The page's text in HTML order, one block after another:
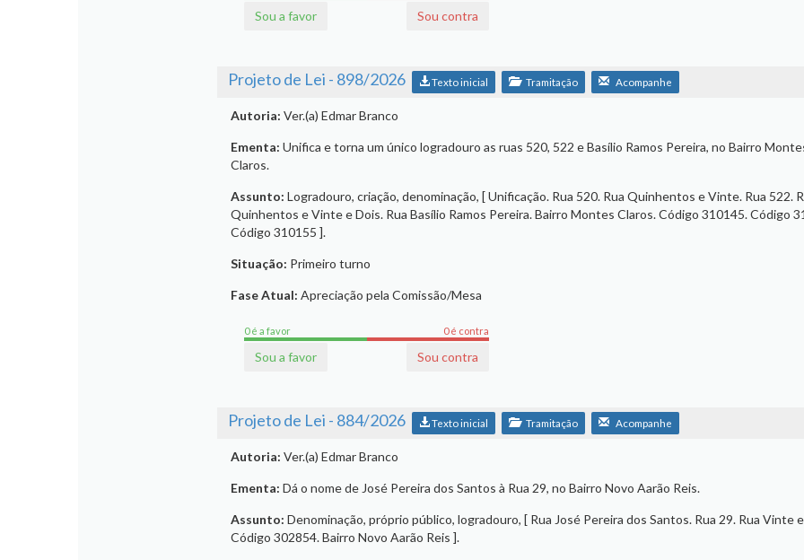
Sou a favor Sou contra
Projeto de Lei - 898/2026 Texto inicial Tramitação Acompanhe
Autoria: Ver.(a) Edmar Branco
Ementa: Unifica e torna um único logradouro as ruas 520, 522 e Basílio Ramos Pereira, no Bairro
Claros.
Assunto: Logradouro, criação, denominação, [ Unificação. Rua 520. Rua Quinhentos e Vinte. Rua 522.
Quinhentos e Vinte e Dois. Rua Basílio Ramos Pereira. Bairro Montes Claros. Código 310145. Código
Código 310155 ].
Situação: Primeiro turno
Fase Atual: Apreciação pela Comissão/Mesa
0 é a favor 0 é contra
Sou a favor Sou contra
Projeto de Lei - 884/2026 Texto inicial Tramitação Acompanhe
Autoria: Ver.(a) Edmar Branco
Ementa: Dá o nome de José Pereira dos Santos à Rua 29, no Bairro Novo Aarão Reis.
Assunto: Denominação, próprio público, logradouro, [ Rua José Pereira dos Santos. Rua 29. Rua Vinte
Código 302854. Bairro Novo Aarão Reis ].